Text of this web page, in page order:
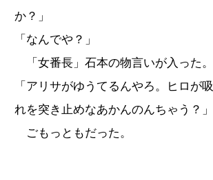
か？」
「なんでや？」
「女番長」石本の物言いが入った。
「アリサがゆうてるんやろ。ヒロが
れを突き止めなあかんのんちゃう？」
ごもっともだった。